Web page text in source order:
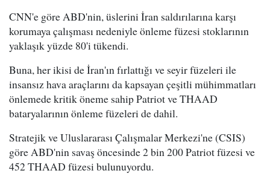
CNN'e göre ABD'nin, üslerini İran saldırılarına karşı
korumaya çalışması nedeniyle önleme füzesi stoklarının
yaklaşık yüzde 80'i tükendi.
Buna, her ikisi de İran'ın fırlattığı ve seyir füzeleri ile
insansız hava araçlarını da kapsayan çeşitli mühimmatları
önlemede kritik öneme sahip Patriot ve THAAD
bataryalarının önleme füzeleri de dahil.
Stratejik ve Uluslararası Çalışmalar Merkezi'ne (CSIS)
göre ABD'nin savaş öncesinde 2 bin 200 Patriot füzesi ve
452 THAAD füzesi bulunuyordu.